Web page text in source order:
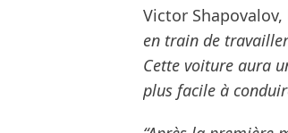
Victor
en train de
Cette voiture aura
plus facile à